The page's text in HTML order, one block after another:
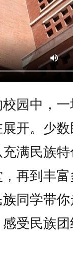
园中，一
开。少
满民族
再到丰
同学带
受民族